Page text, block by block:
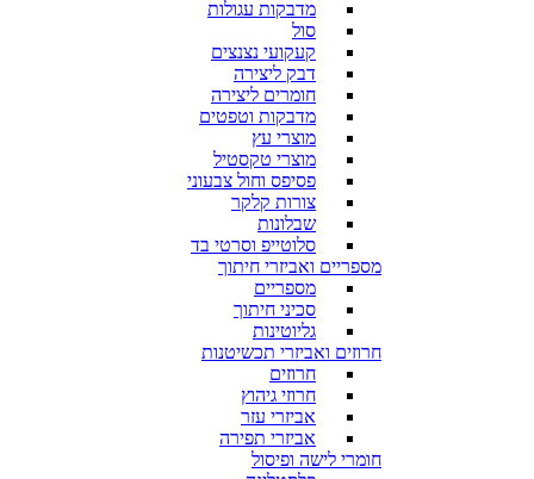
מדבקות עגולות
סול
קעקועי נצנצים
דבק ליצירה
חומרים ליצירה
מדבקות וטפטים
מוצרי עץ
מוצרי טקסטיל
פסיפס וחול צבעוני
צורות קלקר
שבלונות
סלוטייפ וסרטי בד
מספריים ואביזרי חיתוך
מספריים
סכיני חיתוך
גליוטינות
חרוזים ואביזרי תכשיטנות
חרוזים
חרוזי גיהוץ
אביזרי עזר
אביזרי תפירה
חומרי לישה ופיסול